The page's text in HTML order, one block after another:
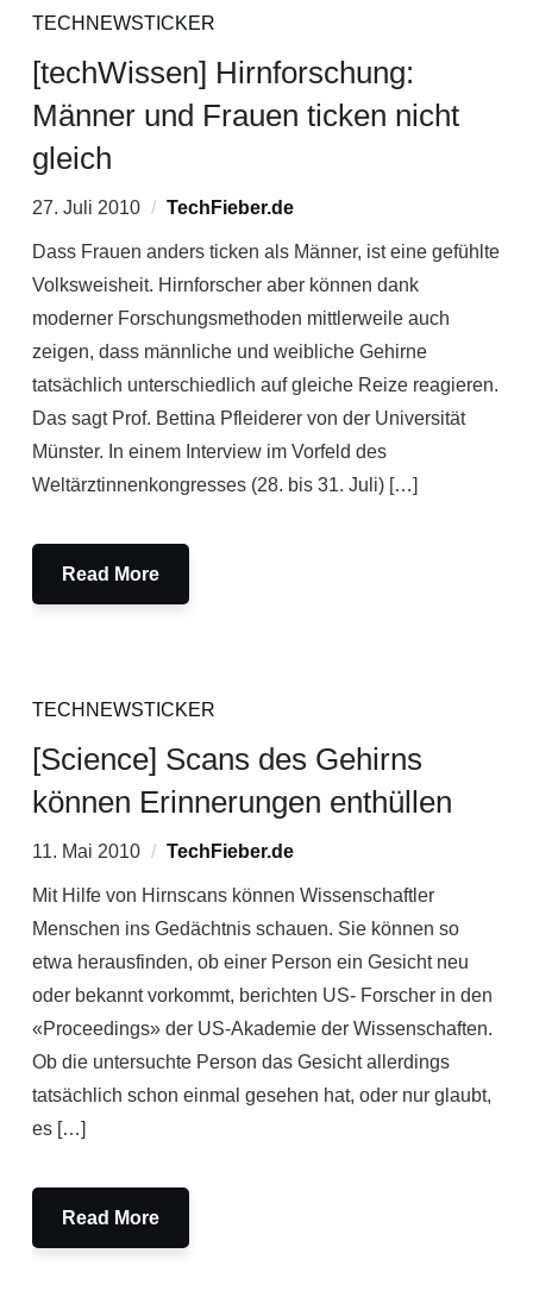
TECHNEWSTICKER
[techWissen] Hirnforschung:
Männer und Frauen ticken nicht
gleich
27. Juli 2010 TechFieber.de
Dass Frauen anders ticken als Männer, ist eine gefühlte
Volksweisheit. Hirnforscher aber können dank
moderner Forschungsmethoden mittlerweile auch
zeigen, dass männliche und weibliche Gehirne
tatsächlich unterschiedlich auf gleiche Reize reagieren.
Das sagt Prof. Bettina Pfleiderer von der Universität
Münster. In einem Interview im Vorfeld des
Weltärztinnenkongresses (28. bis 31. Juli) […]
Read More
TECHNEWSTICKER
[Science] Scans des Gehirns
können Erinnerungen enthüllen
11. Mai 2010 TechFieber.de
Mit Hilfe von Hirnscans können Wissenschaftler
Menschen ins Gedächtnis schauen. Sie können so
etwa herausfinden, ob einer Person ein Gesicht neu
oder bekannt vorkommt, berichten US- Forscher in den
«Proceedings» der US-Akademie der Wissenschaften.
Ob die untersuchte Person das Gesicht allerdings
tatsächlich schon einmal gesehen hat, oder nur glaubt,
es […]
Read More